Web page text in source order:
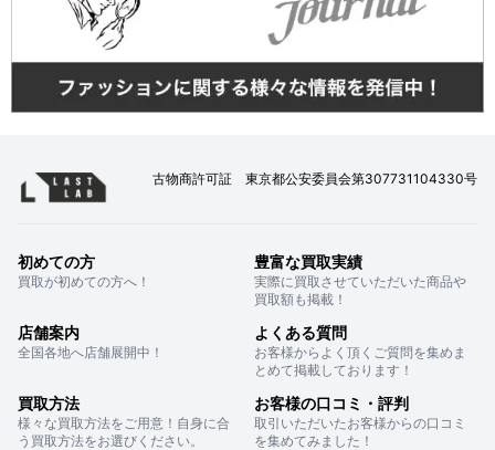
古物商許可証 東京都公安委員会第307731104330号
初めての方
買取が初めての方へ！
豊富な買取実績
実際に買取させていただいた商品や
買取額も掲載！
店舗案内
全国各地へ店舗展開中！
よくある質問
お客様からよく頂くご質問を集めま
とめて掲載しております！
買取方法
様々な買取方法をご用意！自身に合
う買取方法をお選びください。
お客様の口コミ・評判
取引いただいたお客様からの口コミ
を集めてみました！